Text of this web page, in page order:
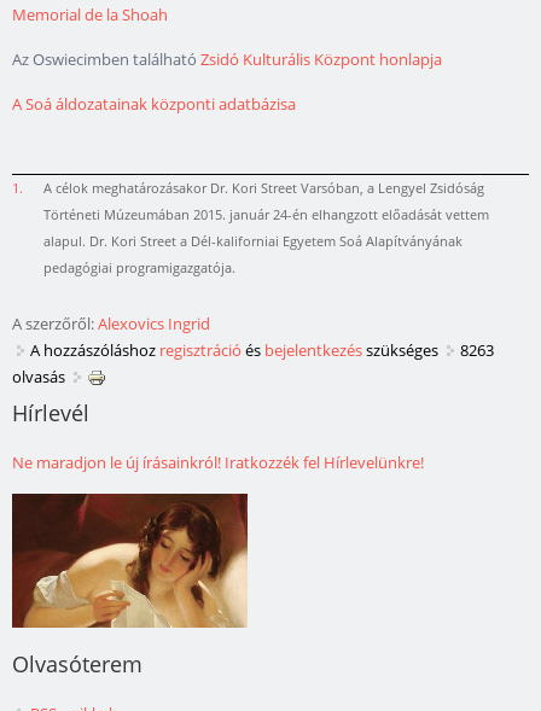
Memorial de la Shoah
Az Oswiecimben található Zsidó Kulturális Központ honlapja
A Soá áldozatainak központi adatbázisa
1.
A célok meghatározásakor Dr. Kori Street Varsóban, a Lengyel Zsidóság
Történeti Múzeumában 2015. január 24-én elhangzott előadását vettem
alapul. Dr. Kori Street a Dél-kaliforniai Egyetem Soá Alapítványának
pedagógiai programigazgatója.
A szerzőről:Alexovics Ingrid
A hozzászóláshoz regisztráció és bejelentkezésszükséges
8263
olvasás
Hírlevél
Ne maradjon le új írásainkról! Iratkozzék fel Hírlevelünkre!
Olvasóterem